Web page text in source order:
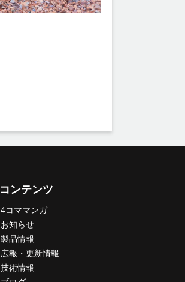
コンテンツ
4コママンガ
お知らせ
製品情報
広報・更新情報
技術情報